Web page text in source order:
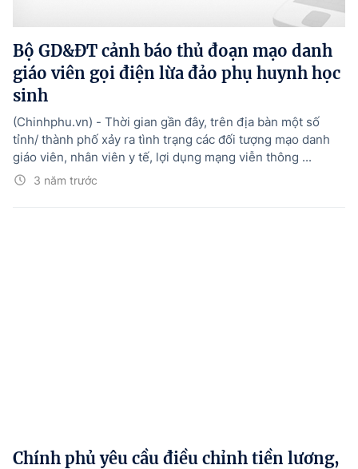
Bộ GD&ĐT cảnh báo thủ đoạn mạo danh
giáo viên gọi điện lừa đảo phụ huynh học
sinh
3 năm trước
(Chinhphu.vn) - Thời gian gần đây, trên địa bàn một số
tỉnh/ thành phố xảy ra tình trạng các đối tượng mạo danh
giáo viên, nhân viên y tế, lợi dụng mạng viễn thông ...
Chính phủ yêu cầu điều chỉnh tiền lương,